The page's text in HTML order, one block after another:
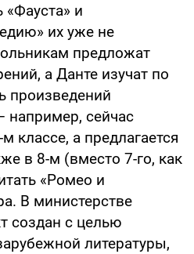
«Фауста» и
их уже не
предложат
а Данте изучат по
произведений
сейчас
классе, а предлагается
в 8-м (вместо 7-го, как
«Ромео и
В министерстве
создан с целью
литературы,